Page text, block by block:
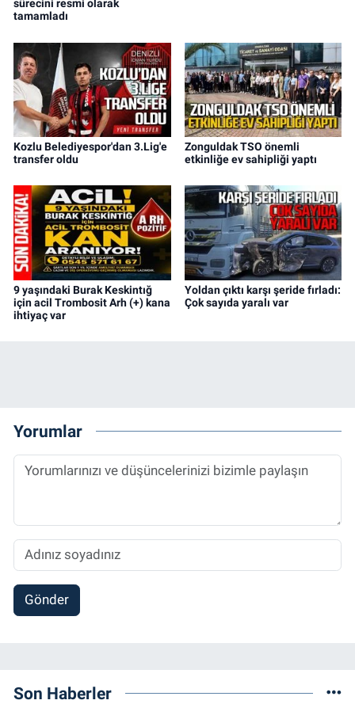
sürecini resmi olarak
tamamladı
Kozlu Belediyespor'dan 3.Lig'e
transfer oldu
Zonguldak TSO önemli
etkinliğe ev sahipliği yaptı
9 yaşındaki Burak Keskintığ
için acil Trombosit Arh (+) kana
ihtiyaç var
Yoldan çıktı karşı şeride fırladı:
Çok sayıda yaralı var
Yorumlar
Gönder
Son Haberler